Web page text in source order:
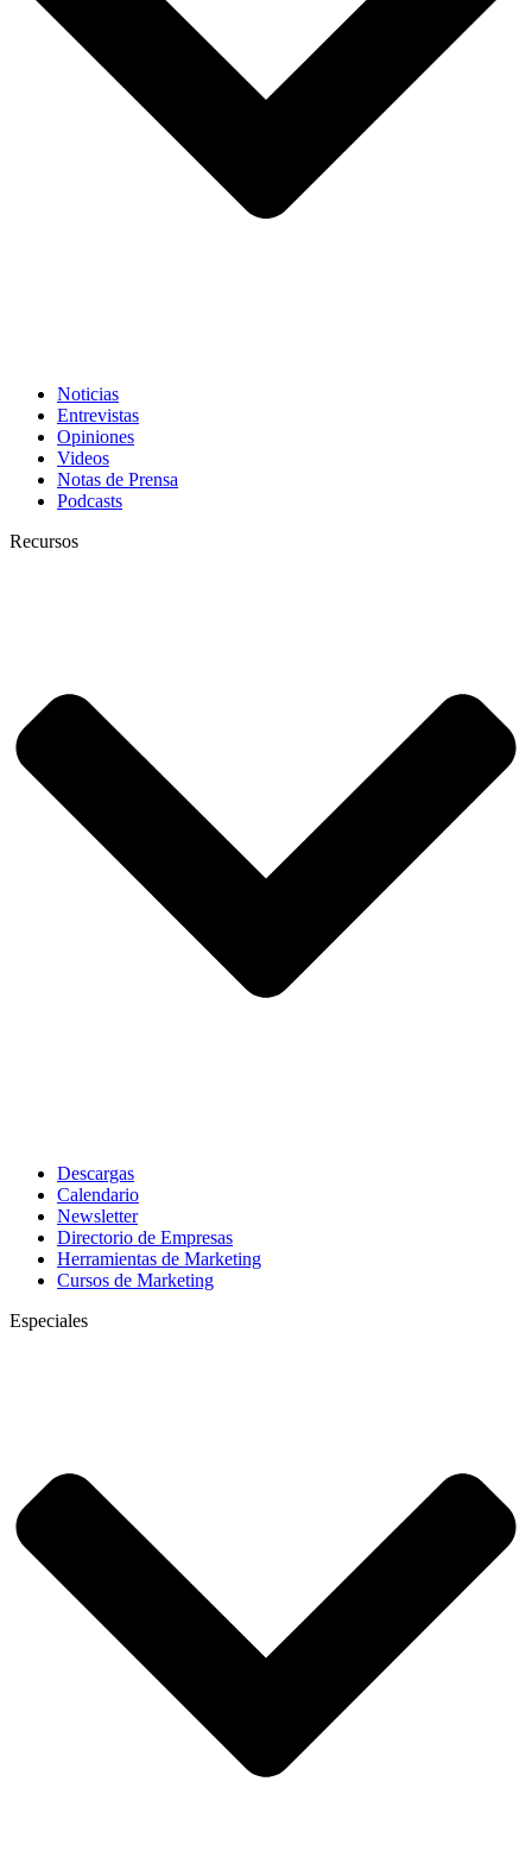
Noticias
Entrevistas
Opiniones
Videos
Notas de Prensa
Podcasts
Recursos
Descargas
Calendario
Newsletter
Directorio de Empresas
Herramientas de Marketing
Cursos de Marketing
Especiales